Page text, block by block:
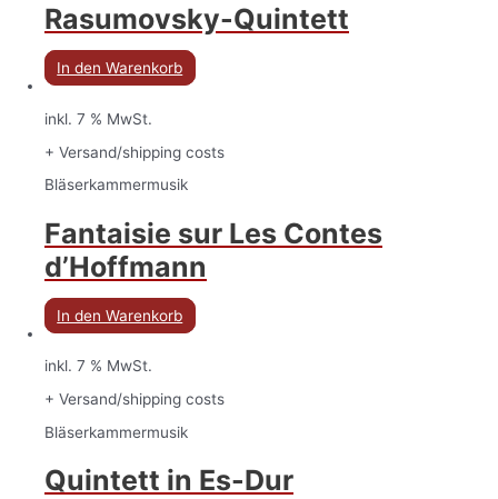
Rasumovsky-Quintett
In den Warenkorb
inkl. 7 % MwSt.
+ Versand/shipping costs
Bläserkammermusik
Fantaisie sur Les Contes
d’Hoffmann
In den Warenkorb
inkl. 7 % MwSt.
+ Versand/shipping costs
Bläserkammermusik
Quintett in Es-Dur